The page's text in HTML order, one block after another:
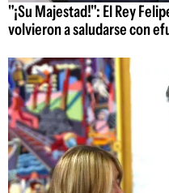
"¡Su Majestad!": El Rey
volvieron a saludarse con